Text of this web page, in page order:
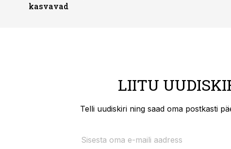
kasvavad
LIITU
Telli uudiskiri ning saad oma postkasti